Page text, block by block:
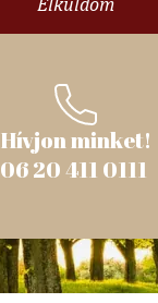
Hívjon minket!
06 20 411 0111